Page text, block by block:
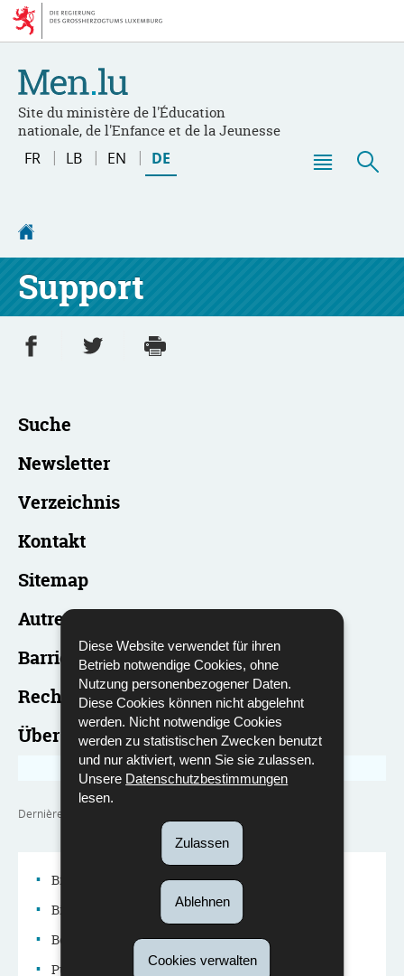
Diese Website verwendet für ihren
Betrieb notwendige Cookies, ohne
Nutzung personenbezogener Daten.
Diese Cookies können nicht abgelehnt
werden. Nicht notwendige Cookies
werden zu statistischen Zwecken benutzt
und nur aktiviert, wenn Sie sie zulassen.
Unsere Datenschutzbestimmungen
lesen.
Zulassen
Ablehnen
Cookies verwalten
Zur
Navigation
Zum
Inhalt
Site du ministère de l'Éducation
nationale, de l'Enfance et de la Jeunesse
Changer
FR LB EN DE
Support
Partager sur Facebook
Partager sur Twitter
Suche
Newsletter
Verzeichnis
Kontakt
Sitemap
Autres sites web
Barrierefreiheit
Rechtliche Hinweise
Über diese Website
Dernière mise à jour
Navigationsmenü
Bildungssystem
Bildungspolitik
Berufe im Bildungssystem
Publikationen